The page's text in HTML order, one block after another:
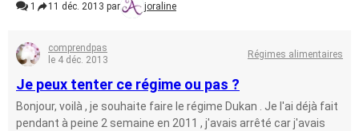
1 11 déc. 2013 par joraline
comprendpas
le 4 déc. 2013
Régimes alimentaires
Je peux tenter ce régime ou pas ?
Bonjour, voilà , je souhaite faire le régime Dukan . Je l'ai déjà fait
pendant à peine 2 semaine en 2011 , j'avais arrêté car j'avais